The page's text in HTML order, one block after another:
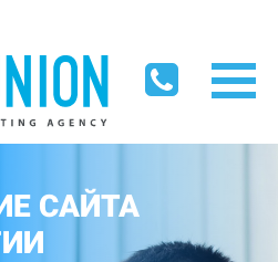
САЙТА